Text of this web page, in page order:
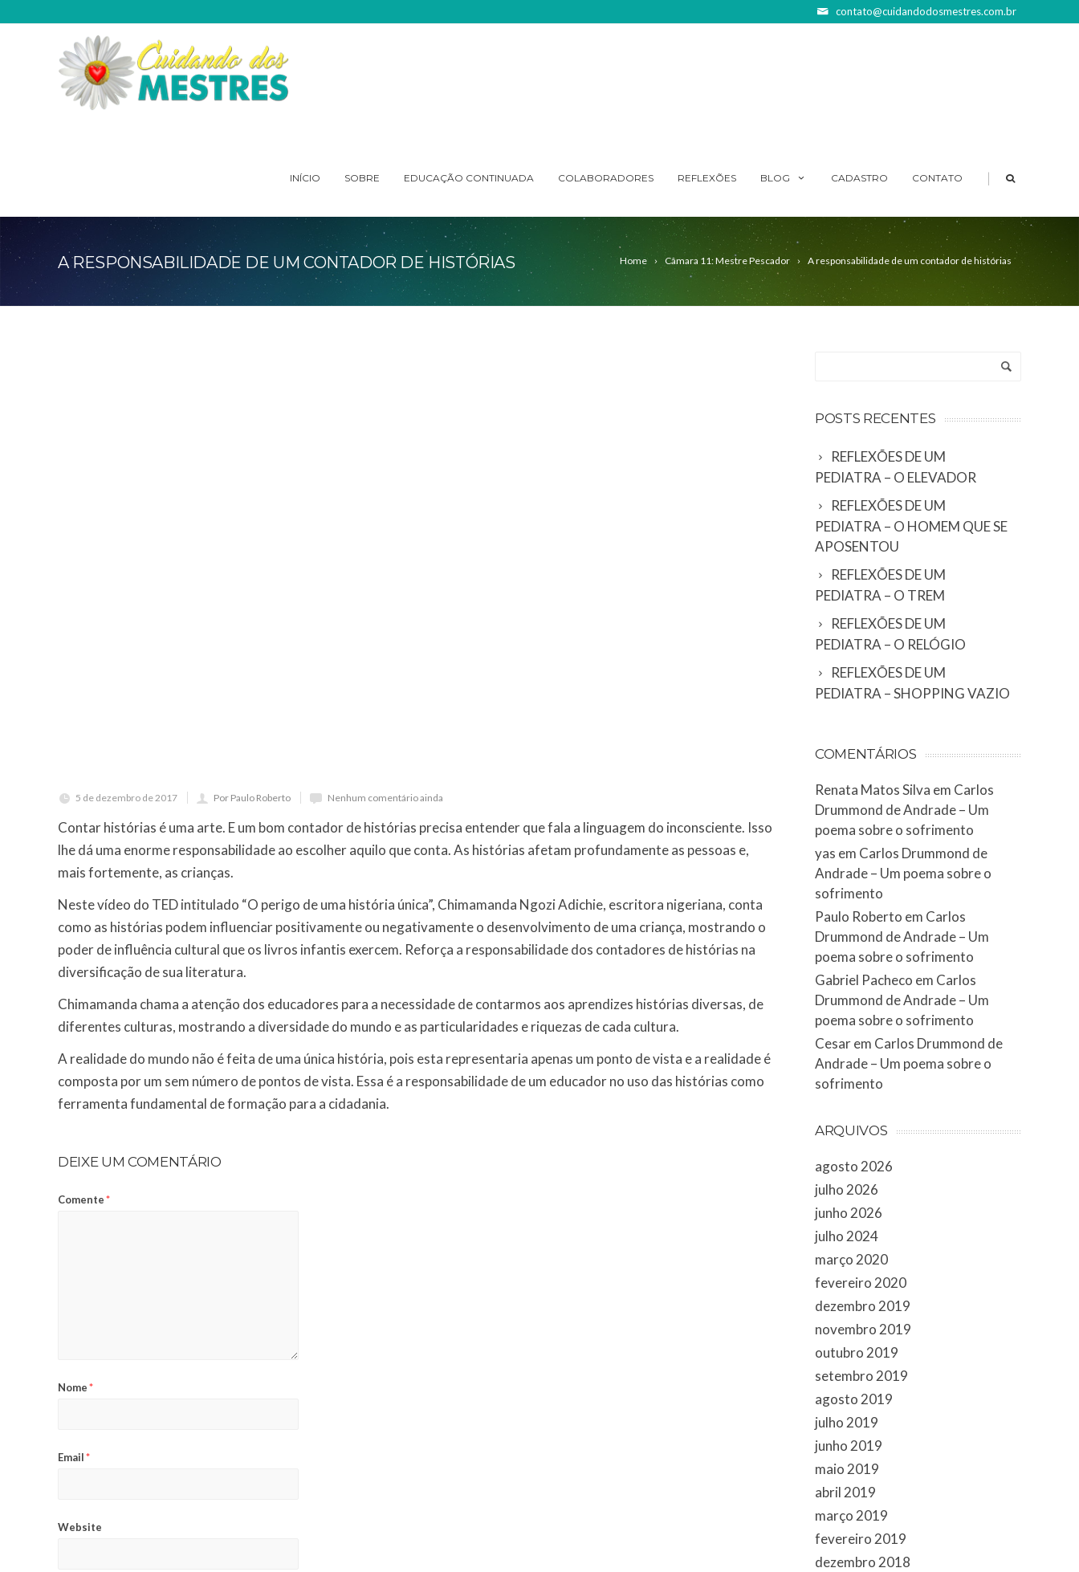
contato@cuidandodosmestres.com.br
INÍCIO SOBRE EDUCAÇÃO CONTINUADA COLABORADORES REFLEXÕES BLOG CADASTRO CONTATO |
Home Câmara 11: Mestre Pescador A responsabilidade de um contador de histórias
A RESPONSABILIDADE DE UM CONTADOR DE HISTÓRIAS
5 de dezembro de 2017 Por Paulo Roberto Nenhum comentário ainda
Contar histórias é uma arte. E um bom contador de histórias precisa entender que fala a linguagem do inconsciente. Isso
lhe dá uma enorme responsabilidade ao escolher aquilo que conta. As histórias afetam profundamente as pessoas e,
mais fortemente, as crianças.
Neste vídeo do TED intitulado “O perigo de uma história única”, Chimamanda Ngozi Adichie, escritora nigeriana, conta
como as histórias podem influenciar positivamente ou negativamente o desenvolvimento de uma criança, mostrando o
poder de influência cultural que os livros infantis exercem. Reforça a responsabilidade dos contadores de histórias na
diversificação de sua literatura.
Chimamanda chama a atenção dos educadores para a necessidade de contarmos aos aprendizes histórias diversas, de
diferentes culturas, mostrando a diversidade do mundo e as particularidades e riquezas de cada cultura.
A realidade do mundo não é feita de uma única história, pois esta representaria apenas um ponto de vista e a realidade é
composta por um sem número de pontos de vista. Essa é a responsabilidade de um educador no uso das histórias como
ferramenta fundamental de formação para a cidadania.
DEIXE UM COMENTÁRIO
Comente*
Nome*
Email*
Website
POSTS RECENTES
REFLEXÕES DE UM
PEDIATRA – O ELEVADOR
REFLEXÕES DE UM
PEDIATRA – O HOMEM QUE SE
APOSENTOU
REFLEXÕES DE UM
PEDIATRA – O TREM
REFLEXÕES DE UM
PEDIATRA – O RELÓGIO
REFLEXÕES DE UM
PEDIATRA – SHOPPING VAZIO
COMENTÁRIOS
Renata Matos Silva em Carlos
Drummond de Andrade – Um
poema sobre o sofrimento
yas em Carlos Drummond de
Andrade – Um poema sobre o
sofrimento
Paulo Roberto em Carlos
Drummond de Andrade – Um
poema sobre o sofrimento
Gabriel Pacheco em Carlos
Drummond de Andrade – Um
poema sobre o sofrimento
Cesarem Carlos Drummond de
Andrade – Um poema sobre o
sofrimento
ARQUIVOS
agosto 2026
julho 2026
junho 2026
julho 2024
março 2020
fevereiro 2020
dezembro 2019
novembro 2019
outubro 2019
setembro 2019
agosto 2019
julho 2019
junho 2019
maio 2019
abril 2019
março 2019
fevereiro 2019
dezembro 2018